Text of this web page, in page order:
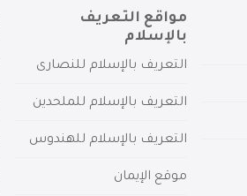
مواقع التعريف
بالإسلام
التعريف بالإسلام للنصارى
التعريف بالإسلام للملحدين
التعريف بالإسلام للهندوس
موقع الإيمان